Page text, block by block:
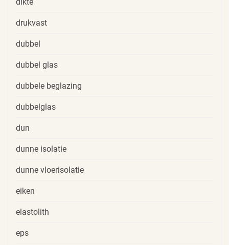
drukvast
dubbel
dubbel glas
dubbele beglazing
dubbelglas
dun
dunne isolatie
dunne vloerisolatie
eiken
elastolith
eps